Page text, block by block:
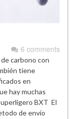
6 comments
carbono con
tiene
en
hay muchas
BXT El
de envío